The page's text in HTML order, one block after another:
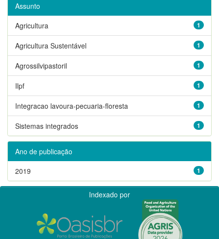
Assunto
1
Agricultura
1
Agricultura Sustentável
1
Agrossilvipastoril
1
Ilpf
1
Integracao lavoura-pecuaria-floresta
1
Sistemas integrados
Ano de publicação
1
2019
Indexado por